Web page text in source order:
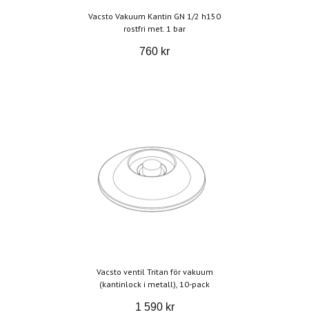
Vacsto Vakuum Kantin GN 1/2 h150
rostfri met. 1 bar
760 kr
Vacsto ventil Tritan för vakuum
(kantinlock i metall), 10-pack
1 590 kr